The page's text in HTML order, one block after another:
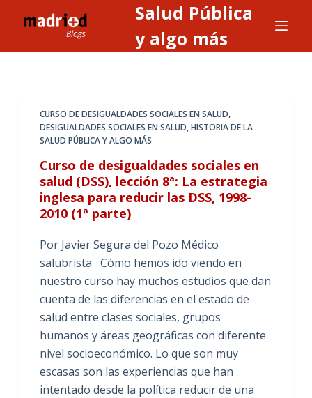
l
Salud Pública
y algo más
CURSO DE DESIGUALDADES SOCIALES EN SALUD,
DESIGUALDADES SOCIALES EN SALUD,HISTORIA DE LA
SALUD PÚBLICA Y ALGO MÁS
Curso de desigualdades sociales en
salud (DSS), lección 8ª: La estrategia
inglesa para reducir las DSS, 1998-
2010 (1ª parte)
Por Javier Segura del Pozo Médico
salubrista Cómo hemos ido viendo en
nuestro curso hay muchos estudios que dan
cuenta de las diferencias en el estado de
salud entre clases sociales, grupos
humanos y áreas geográficas con diferente
nivel socioeconómico. Lo que son muy
escasas son las experiencias que han
intentado desde la política reducir de una